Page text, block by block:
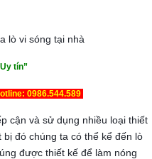
lò vi sóng tại nhà
tín”
0986.544.589
cận và sử dụng nhiều loại thiết
đó chúng ta có thể kể đến lò
được thiết kế để làm nóng